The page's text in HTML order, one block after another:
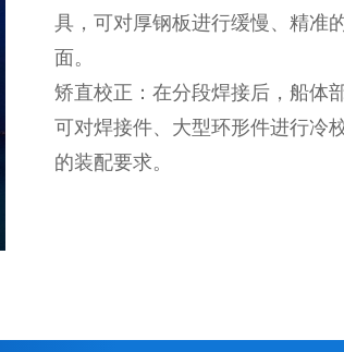
具，可对厚钢板进行缓慢、精准
面。
矫直校正：在分段焊接后，船体
可对焊接件、大型环形件进行冷
的装配要求。